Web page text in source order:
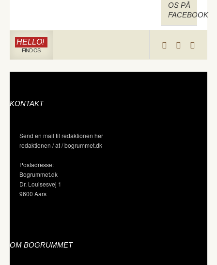
OS PÅ
FACEBOOK
HELLO!
FIND OS
KONTAKT
Send en mail til redaktionen her
redaktionen / at / bogrummet.dk
Postadresse:
Bogrummet.dk
Dr. Louisesvej 1
9600 Aars
OM BOGRUMMET